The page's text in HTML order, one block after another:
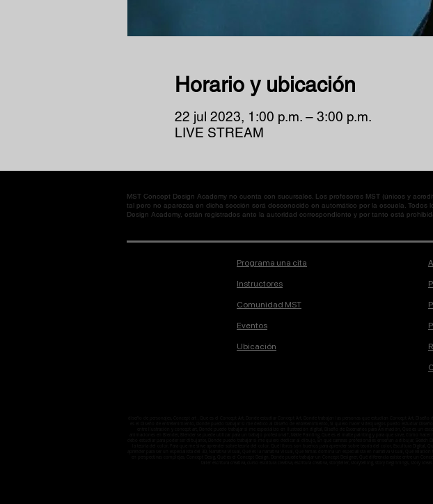
Horario y ubicación
22 jul 2023, 1:00 p.m. – 3:00 p.m.
LIVE STREAM
MST Concept Design Academy no cuenta con sucursales. Los profesores MST (únicos y
tal pero no aparezca en dicha sección será desconocido en automático por la escuela.
Design Academy, están registrados ante la autoridad correspondiente y por tanto está
Programa una cita
Instructores
Comunidad MST
Eventos
Ubicación